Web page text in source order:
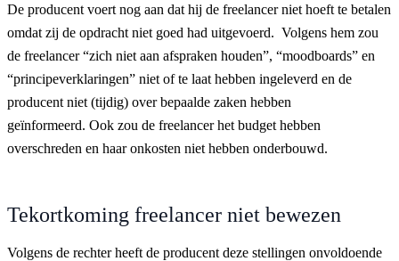
De producent voert nog aan dat hij de freelancer niet hoeft te betalen
omdat zij de opdracht niet goed had uitgevoerd. Volgens hem zou
de freelancer “zich niet aan afspraken houden”, “moodboards” en
“principeverklaringen” niet of te laat hebben ingeleverd en de
producent niet (tijdig) over bepaalde zaken hebben
geïnformeerd. Ook zou de freelancer het budget hebben
overschreden en haar onkosten niet hebben onderbouwd.
Tekortkoming freelancer niet bewezen
Volgens de rechter heeft de producent deze stellingen onvoldoende